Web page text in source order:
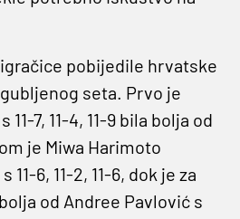
pobijedile hrvatske
seta. Prvo je
7, 11-4, 11-9 bila bolja od
je Miwa Harimoto
11-6, 11-2, 11-6, dok je za
od Andree Pavlović s